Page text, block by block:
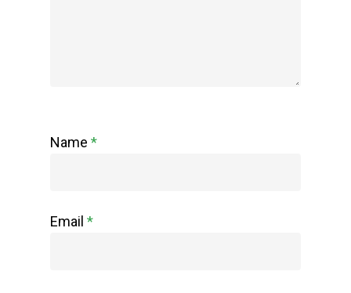
Name *
Email *